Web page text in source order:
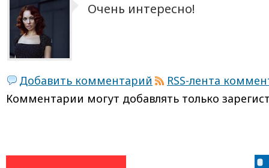
Очень интересно!
Добавить комментарий
RSS-лента
Комментарии могут добавлять только